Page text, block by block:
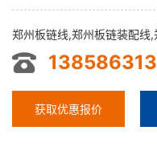
郑州板链线,郑州板链装配线
获取优惠报价